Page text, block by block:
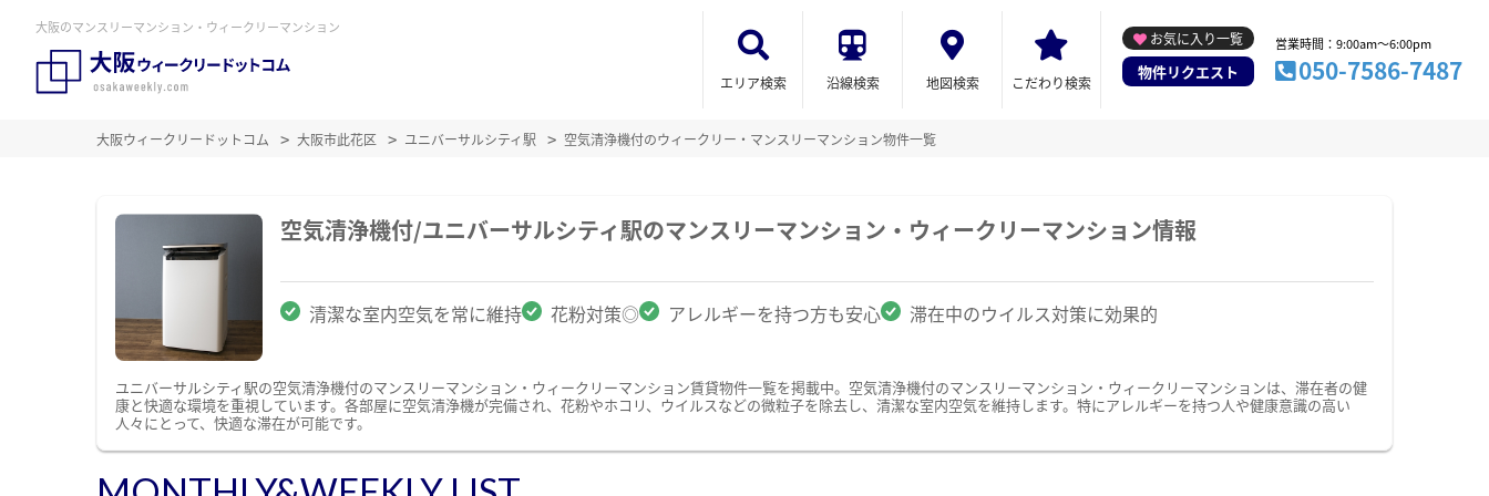
大阪のマンスリーマンション・ウィークリーマンション
エリア検索 沿線検索 地図検索 こだわり検索
お気に入り一覧
物件リクエスト
営業時間：9:00am～6:00pm
050-7586-7487
大阪ウィークリードットコム 大阪市此花区 ユニバーサルシティ駅 空気清浄機付のウィークリー・マンスリーマンション物件一覧
空気清浄機付/ユニバーサルシティ駅のマンスリーマンション・ウィークリーマンション情報
清潔な室内空気を常に維持 花粉対策◎ アレルギーを持つ方も安心 滞在中のウイルス対策に効果的
ユニバーサルシティ駅の空気清浄機付のマンスリーマンション・ウィークリーマンション賃貸物件一覧を掲載中。空気清浄機付のマンスリーマンション・ウィークリーマンションは、滞在者の健
康と快適な環境を重視しています。各部屋に空気清浄機が完備され、花粉やホコリ、ウイルスなどの微粒子を除去し、清潔な室内空気を維持します。特にアレルギーを持つ人や健康意識の高い
人々にとって、快適な滞在が可能です。